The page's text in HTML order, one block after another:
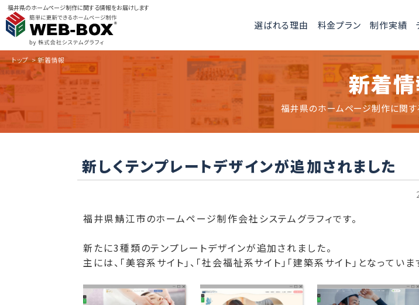
福井県のホームページ制作に関する情報をお届けします
選ばれる理由 料金プラン 制作実績
トップ >新着情報
新着
福井県のホームページ制作に関
新しくテンプレートデザインが追加されました
福井県鯖江市のホームページ制作会社システムグラフィです。
新たに3種類のテンプレートデザインが追加されました。
主には、「美容系サイト」、「社会福祉系サイト」「建築系サイト」となっていま